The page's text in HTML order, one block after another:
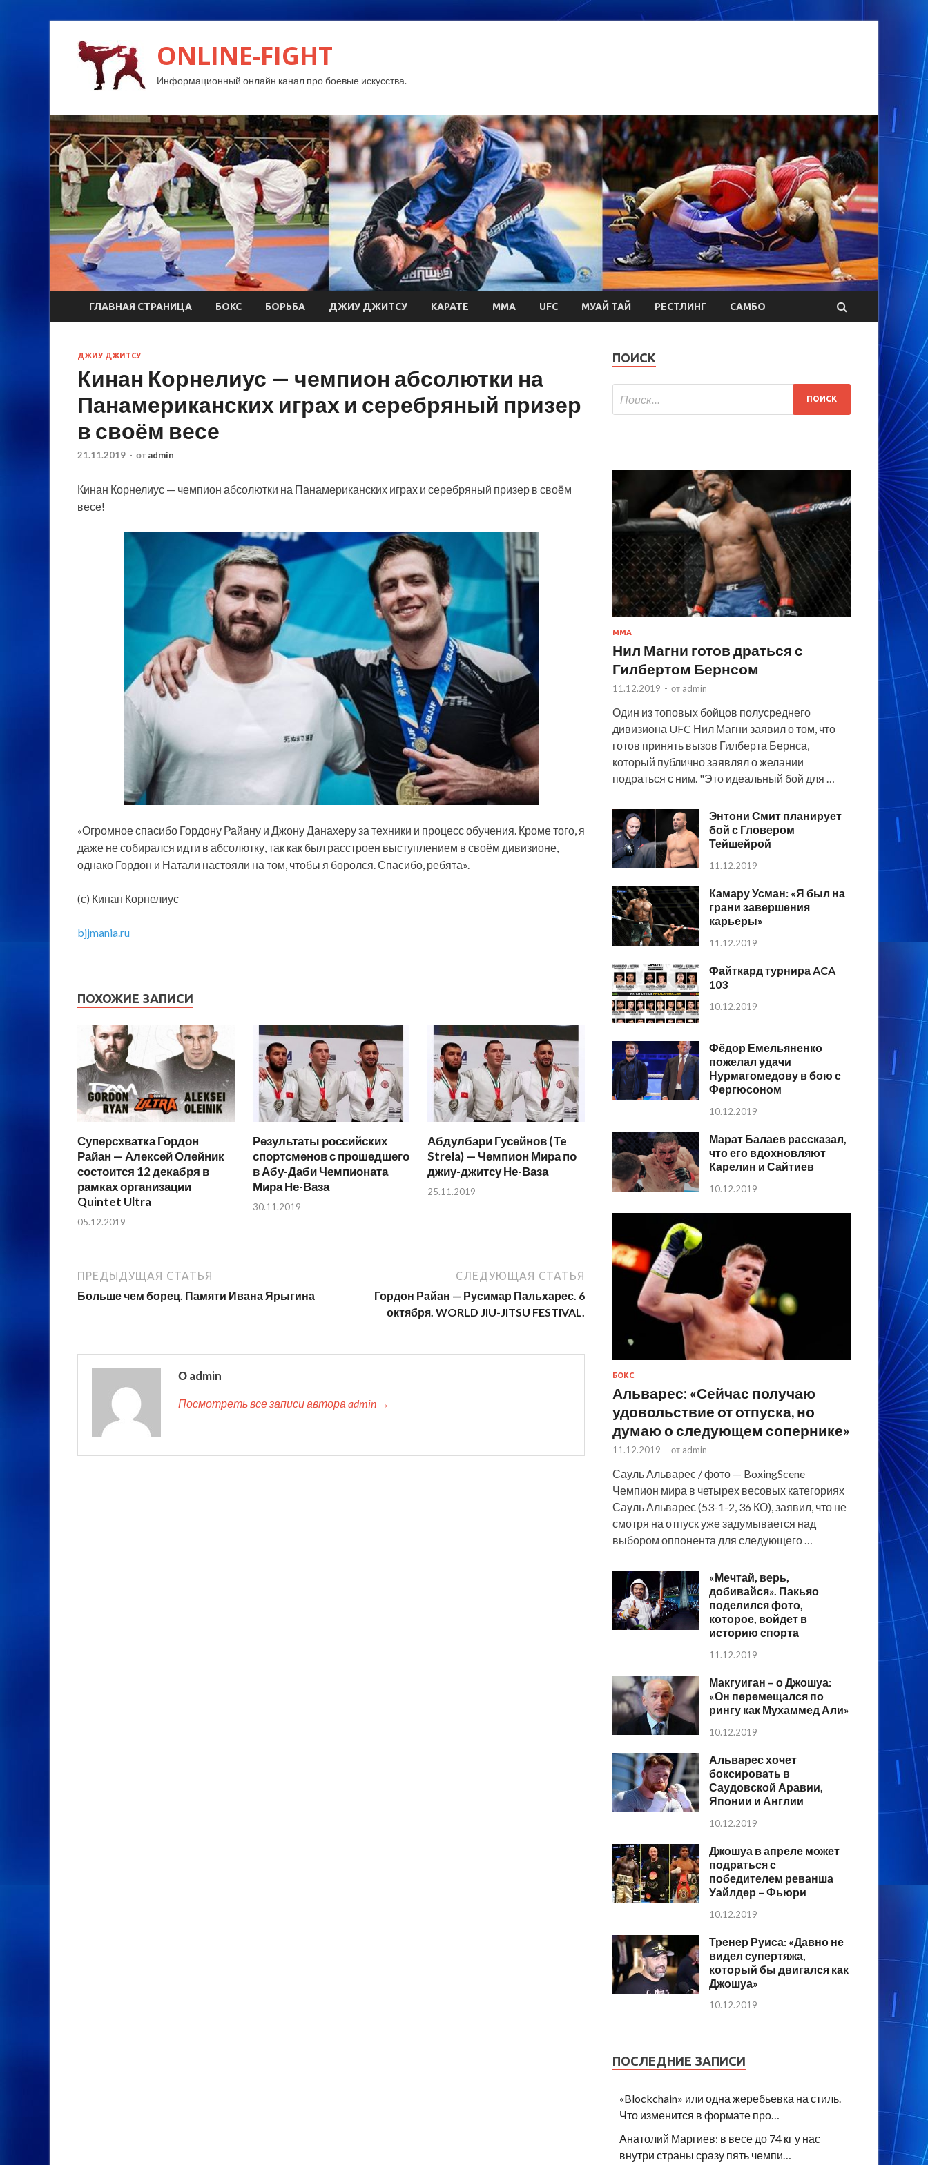
ONLINE-FIGHT
Информационный онлайн канал про боевые искусства.
ГЛАВНАЯ СТРАНИЦА БОКС БОРЬБА ДЖИУ ДЖИТСУ КАРАТЕ MMA UFC МУАЙ ТАЙ РЕСТЛИНГ САМБО
ДЖИУ ДЖИТСУ
Кинан Корнелиус — чемпион абсолютки на
Панамериканских играх и серебряный призер
в своём весе
21.11.2019 - от admin
Кинан Корнелиус — чемпион абсолютки на Панамериканских играх и серебряный призер в своём
весе!
«Огромное спасибо Гордону Райану и Джону Данахеру за техники и процесс обучения. Кроме того, я
даже не собирался идти в абсолютку, так как был расстроен выступлением в своём дивизионе,
однако Гордон и Натали настояли на том, чтобы я боролся. Спасибо, ребята».
(с) Кинан Корнелиус
bjjmania.ru
ПОХОЖИЕ ЗАПИСИ
Суперсхватка Гордон
Райан — Алексей Олейник
состоится 12 декабря в
рамках организации
Quintet Ultra
05.12.2019
Результаты российских
спортсменов с прошедшего
в Абу-Даби Чемпионата
Мира Не-Ваза
30.11.2019
Абдулбари Гусейнов (Te
Strela) — Чемпион Мира по
джиу-джитсу Не-Ваза
25.11.2019
ПРЕДЫДУЩАЯ СТАТЬЯ
Больше чем борец. Памяти Ивана Ярыгина
СЛЕДУЮЩАЯ СТАТЬЯ
Гордон Райан — Русимар Пальхарес. 6
октября. WORLD JIU-JITSU FESTIVAL.
О admin
Посмотреть все записи автора admin →
ПОИСК
MMA
Нил Магни готов драться с
Гилбертом Бернсом
11.12.2019 - от admin
Один из топовых бойцов полусреднего
дивизиона UFC Нил Магни заявил о том, что
готов принять вызов Гилберта Бернса,
который публично заявлял о желании
подраться с ним. "Это идеальный бой для …
Энтони Смит планирует
бой с Гловером
Тейшейрой
11.12.2019
Камару Усман: «Я был на
грани завершения
карьеры»
11.12.2019
Файткард турнира ACA
103
10.12.2019
Фёдор Емельяненко
пожелал удачи
Нурмагомедову в бою с
Фергюсоном
10.12.2019
Марат Балаев рассказал,
что его вдохновляют
Карелин и Сайтиев
10.12.2019
БОКС
Альварес: «Сейчас получаю
удовольствие от отпуска, но
думаю о следующем сопернике»
11.12.2019 - от admin
Сауль Альварес / фото — BoxingScene
Чемпион мира в четырех весовых категориях
Сауль Альварес (53-1-2, 36 КО), заявил, что не
смотря на отпуск уже задумывается над
выбором оппонента для следующего …
«Мечтай, верь,
добивайся». Пакьяо
поделился фото,
которое, войдет в
историю спорта
11.12.2019
Макгуиган – о Джошуа:
«Он перемещался по
рингу как Мухаммед Али»
10.12.2019
Альварес хочет
боксировать в
Саудовской Аравии,
Японии и Англии
10.12.2019
Джошуа в апреле может
подраться с
победителем реванша
Уайлдер – Фьюри
10.12.2019
Тренер Руиса: «Давно не
видел супертяжа,
который бы двигался как
Джошуа»
10.12.2019
ПОСЛЕДНИЕ ЗАПИСИ
«Blockchain» или одна жеребьевка на стиль.
Что изменится в формате про…
Анатолий Маргиев: в весе до 74 кг у нас
внутри страны сразу пять чемпи…